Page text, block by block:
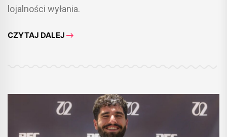
lojalności wyłania.
CZYTAJ DALEJ